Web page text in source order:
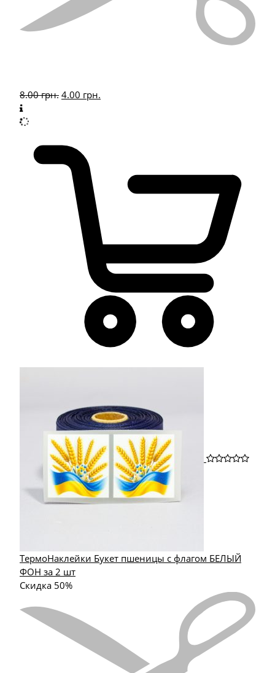
8.00грн. 4.00 грн.
ТермоНаклейки Букет пшеницы с флагом БЕЛЫЙ
ФОН за 2 шт
Скидка 50%